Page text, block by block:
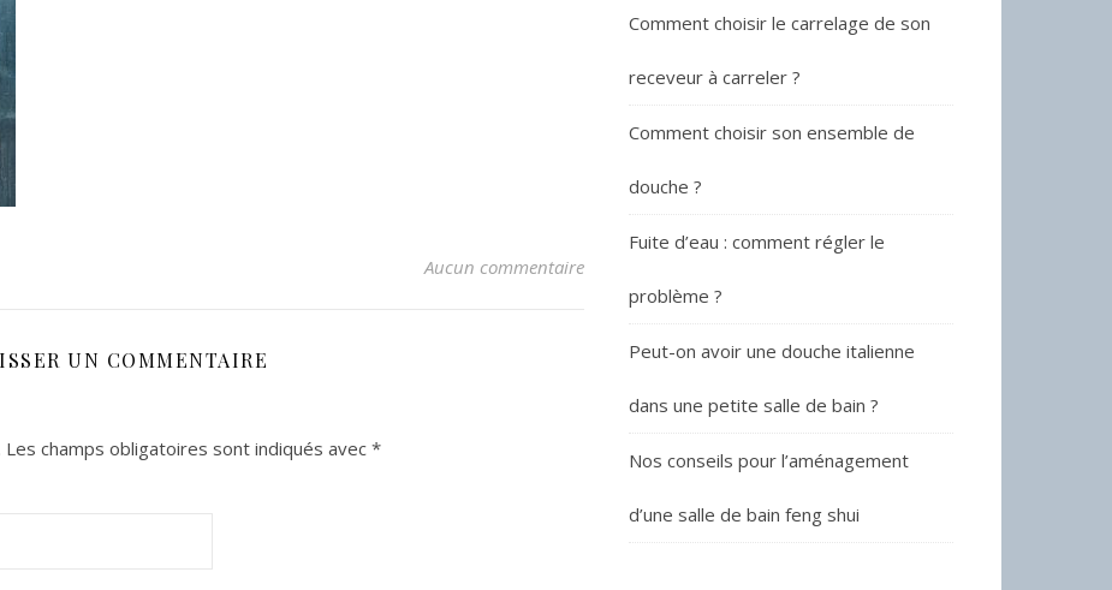
Aucun commentaire
UN COMMENTAIRE
Les champs obligatoires sont indiqués avec *
Comment choisir le carrelage de son
receveur à carreler ?
Comment choisir son ensemble de
douche ?
Fuite d’eau : comment régler le
problème ?
Peut-on avoir une douche italienne
dans une petite salle de bain ?
Nos conseils pour l’aménagement
d’une salle de bain feng shui